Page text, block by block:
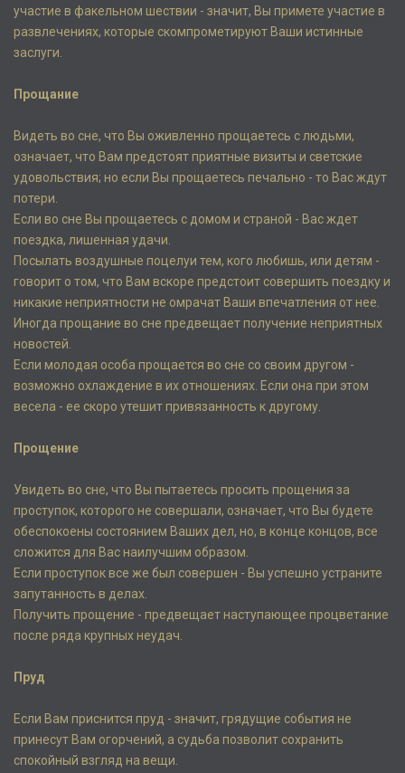
участие в факельном шествии - значит, Вы примете участие в
развлечениях, которые скомпрометируют Ваши истинные
заслуги.
Прощание
Видеть во сне, что Вы оживленно прощаетесь с людьми,
означает, что Вам предстоят приятные визиты и светские
удовольствия; но если Вы прощаетесь печально - то Вас ждут
потери.
Если во сне Вы прощаетесь с домом и страной - Вас ждет
поездка, лишенная удачи.
Посылать воздушные поцелуи тем, кого любишь, или детям -
говорит о том, что Вам вскоре предстоит совершить поездку и
никакие неприятности не омрачат Ваши впечатления от нее.
Иногда прощание во сне предвещает получение неприятных
новостей.
Если молодая особа прощается во сне со своим другом -
возможно охлаждение в их отношениях. Если она при этом
весела - ее скоро утешит привязанность к другому.
Прощение
Увидеть во сне, что Вы пытаетесь просить прощения за
проступок, которого не совершали, означает, что Вы будете
обеспокоены состоянием Ваших дел, но, в конце концов, все
сложится для Вас наилучшим образом.
Если проступок все же был совершен - Вы успешно устраните
запутанность в делах.
Получить прощение - предвещает наступающее процветание
после ряда крупных неудач.
Пруд
Если Вам приснится пруд - значит, грядущие события не
принесут Вам огорчений, а судьба позволит сохранить
спокойный взгляд на вещи.